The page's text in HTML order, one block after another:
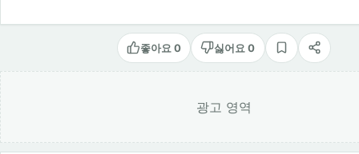
좋아요 0 싫어요 0
스크랩공유
광고 영역